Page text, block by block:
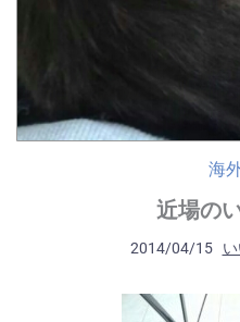
海
近場の
2014/04/15